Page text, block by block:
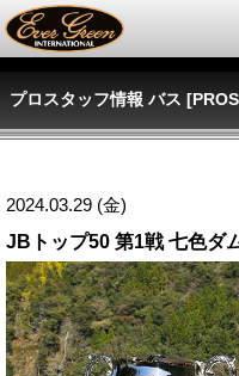
プロスタッフ情報 バス
2024.03.29 (金)
JBトップ50 第1戦 七色ダ